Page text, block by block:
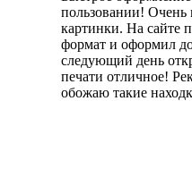
пользовании! Очень
картинки. На сайте
формат и оформил
следующий день
печати отличное!
обожаю такие